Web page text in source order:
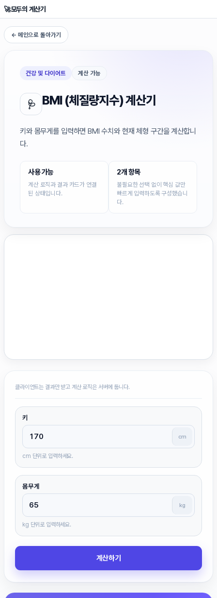
🚀모두의 계산기
← 메인으로 돌아가기
건강 및 다이어트 계산 가능
🩺 BMI (체질량지수) 계산기
키와 몸무게를 입력하면 BMI 수치와 현재 체형 구간을 계산합니
다.
사용 가능
계산 로직과 결과 카드가 연결
된 상태입니다.
2개 항목
불필요한 선택 없이 핵심 값만
빠르게 입력하도록 구성했습니
다.
클라이언트는 결과만 받고 계산 로직은 서버에 둡니다.
키
cm
cm 단위로 입력하세요.
몸무게
kg
kg 단위로 입력하세요.
계산하기